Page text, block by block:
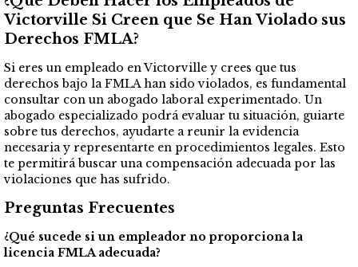
Victorville Si Creen que Se Han Violado sus
Derechos FMLA?
Si eres un empleado en Victorville y crees que tus
derechos bajo la FMLA han sido violados, es fundamental
consultar con un abogado laboral experimentado. Un
abogado especializado podrá evaluar tu situación, guiarte
sobre tus derechos, ayudarte a reunir la evidencia
necesaria y representarte en procedimientos legales. Esto
te permitirá buscar una compensación adecuada por las
violaciones que has sufrido.
Preguntas Frecuentes
¿Qué sucede si un empleador no proporciona la
licencia FMLA adecuada?